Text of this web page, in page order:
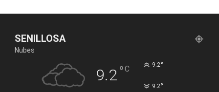
SENILLOSA
Nubes
9.2°C 9.2°
9.2°